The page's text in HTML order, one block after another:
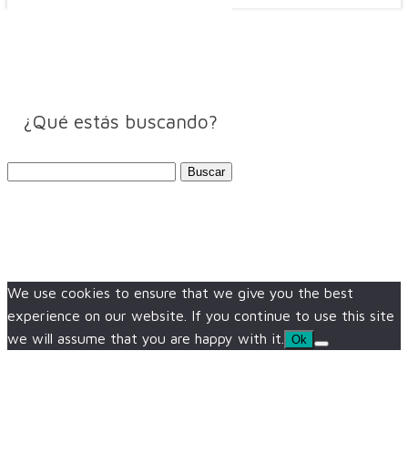
¿Qué estás buscando?
We use cookies to ensure that we give you the best
experience on our website. If you continue to use this site
we will assume that you are happy with it.
Ok